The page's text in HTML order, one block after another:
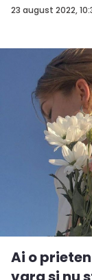
23 august 2022,
intreag...
Ai o